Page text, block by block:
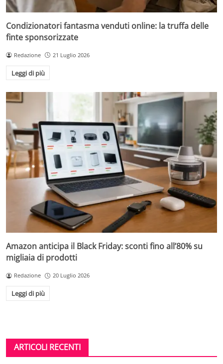
Condizionatori fantasma venduti online: la truffa delle
finte sponsorizzate
Redazione 21 Luglio 2026
Leggi di più
Amazon anticipa il Black Friday: sconti fino all’80% su
migliaia di prodotti
Redazione 20 Luglio 2026
Leggi di più
ARTICOLI RECENTI